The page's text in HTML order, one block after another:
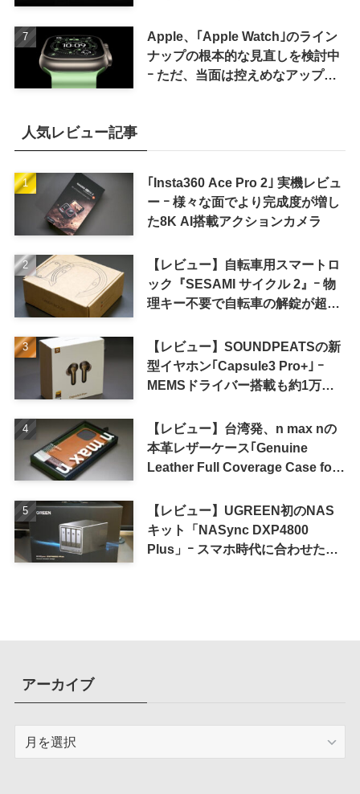
Apple、｢Apple Watch｣のライン
ナップの根本的な見直しを検討中
ｰ ただ、当面は控えめなアップグ
人気レビュー記事
｢Insta360 Ace Pro 2｣ 実機レビュ
ー ｰ 様々な面でより完成度が増し
た8K AI搭載アクションカメラ
【レビュー】自転車用スマートロ
ック『SESAMI サイクル 2』ｰ 物
理キー不要で自転車の解錠が超簡
【レビュー】SOUNDPEATSの新
型イヤホン｢Capsule3 Pro+｣ ｰ
MEMSドライバー搭載も約1万円
【レビュー】台湾発、n max nの
本革レザーケース｢Genuine
Leather Full Coverage Case for
【レビュー】UGREEN初のNAS
キット「NASync DXP4800
Plus」ｰ スマホ時代に合わせた設
アーカイブ